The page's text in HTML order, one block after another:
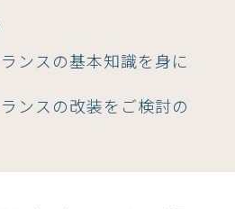
ンスの基本知識を身に
ンスの改装をご検討の